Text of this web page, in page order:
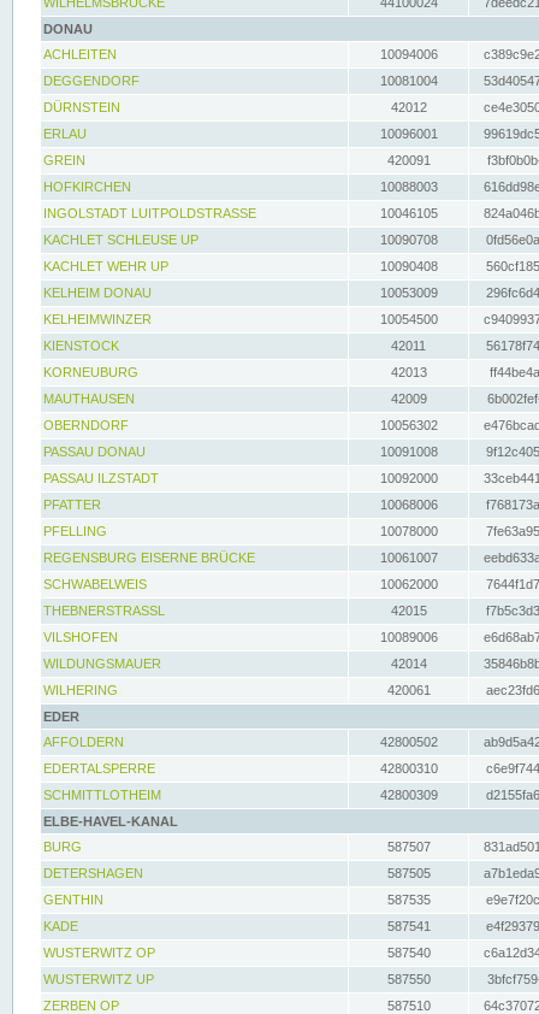
DONAU
ACHLEITEN
10094006
DEGGENDORF
10081004
DÜRNSTEIN
42012
ERLAU
10096001
GREIN
420091
HOFKIRCHEN
10088003
INGOLSTADT LUITPOLDSTRASSE
10046105
KACHLET SCHLEUSE UP
10090708
KACHLET WEHR UP
10090408
KELHEIM DONAU
10053009
KELHEIMWINZER
10054500
KIENSTOCK
42011
KORNEUBURG
42013
MAUTHAUSEN
42009
OBERNDORF
10056302
PASSAU DONAU
10091008
PASSAU ILZSTADT
10092000
PFATTER
10068006
PFELLING
10078000
REGENSBURG EISERNE BRÜCKE
10061007
SCHWABELWEIS
10062000
THEBNERSTRASSL
42015
VILSHOFEN
10089006
WILDUNGSMAUER
42014
WILHERING
420061
EDER
AFFOLDERN
42800502
EDERTALSPERRE
42800310
SCHMITTLOTHEIM
42800309
ELBE-HAVEL-KANAL
BURG
587507
DETERSHAGEN
587505
GENTHIN
587535
KADE
587541
WUSTERWITZ OP
587540
WUSTERWITZ UP
587550
ZERBEN OP
587510